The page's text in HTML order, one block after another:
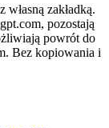
zakładką.
pozostają
powrót do
Bez kopiowania i